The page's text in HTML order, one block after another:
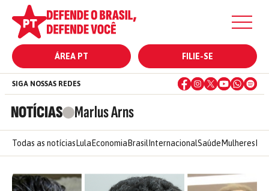
ÁREA PT FILIE-SE
NOTÍCIAS Marlus Arns
SIGA NOSSAS REDES
Todas as notícias Lula Economia Brasil InternacionalSaúde Mulheres